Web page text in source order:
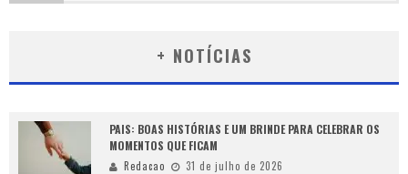
+ NOTÍCIAS
PAIS: BOAS HISTÓRIAS E UM BRINDE PARA CELEBRAR OS
MOMENTOS QUE FICAM
Redacao 31 de julho de 2026